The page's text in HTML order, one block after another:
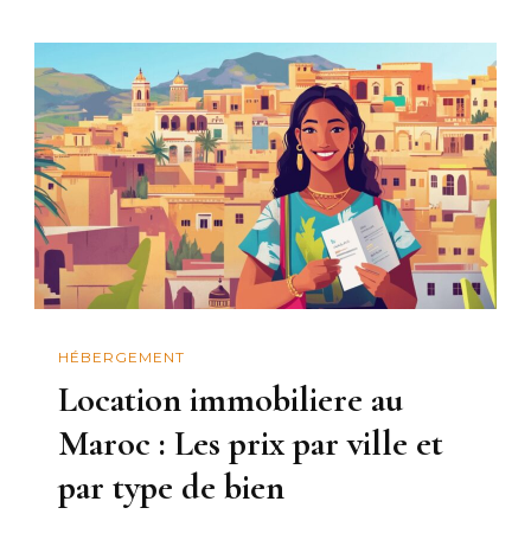
HÉBERGEMENT
Location immobiliere au
Maroc : Les prix par ville et
par type de bien